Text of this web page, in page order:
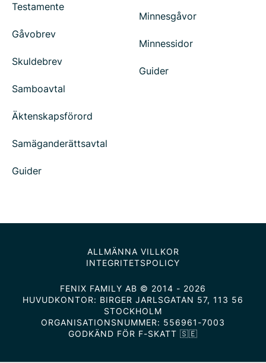
Testamente
Gåvobrev
Skuldebrev
Samboavtal
Äktenskapsförord
Samäganderättsavtal
Guider
Minnesgåvor
Minnessidor
Guider
ALLMÄNNA VILLKOR
INTEGRITETSPOLICY
FENIX FAMILY AB © 2014 - 2026
HUVUDKONTOR: BIRGER JARLSGATAN 57, 113 56
STOCKHOLM
ORGANISATIONSNUMMER: 556961-7003
GODKÄND FÖR F-SKATT 🇸🇪